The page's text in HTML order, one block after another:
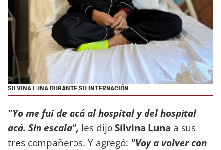
SILVINA LUNA DURANTE SU INTERNACIÓN.
"Yo me fui de acá al hospital y del hospital
acá. Sin escala", les dijoSilvina Luna a sus
tres compañeros. Y agregó: "Voy a volver con